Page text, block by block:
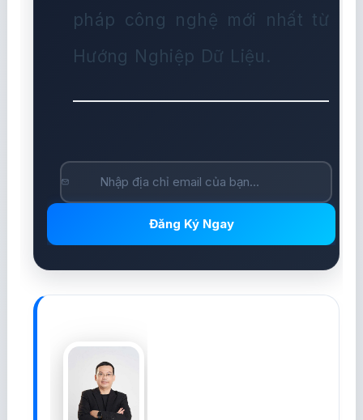
pháp công nghệ mới nhất từ
Hướng Nghiệp Dữ Liệu.
Đăng Ký Ngay